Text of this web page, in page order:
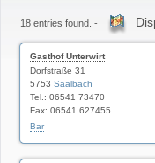
18 entries found. -
Gasthof Unterwirt
Dorfstraße 31
5753 Saalbach
Tel.: 06541 73470
Fax: 06541 627455
Bar